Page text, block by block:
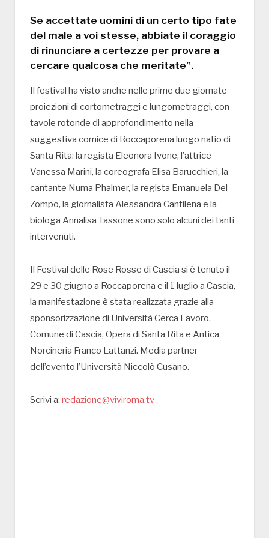
Se accettate uomini di un certo tipo fate
del male a voi stesse, abbiate il coraggio
di rinunciare a certezze per provare a
cercare qualcosa che meritate”.
Il festival ha visto anche nelle prime due giornate
proiezioni di cortometraggi e lungometraggi, con
tavole rotonde di approfondimento nella
suggestiva cornice di Roccaporena luogo natio di
Santa Rita: la regista Eleonora Ivone, l’attrice
Vanessa Marini, la coreografa Elisa Barucchieri, la
cantante Numa Phalmer, la regista Emanuela Del
Zompo, la giornalista Alessandra Cantilena e la
biologa Annalisa Tassone sono solo alcuni dei tanti
intervenuti.
Il Festival delle Rose Rosse di Cascia si è tenuto il
29 e 30 giugno a Roccaporena e il 1 luglio a Cascia,
la manifestazione è stata realizzata grazie alla
sponsorizzazione di Università Cerca Lavoro,
Comune di Cascia, Opera di Santa Rita e Antica
Norcineria Franco Lattanzi. Media partner
dell’evento l’Università Niccolò Cusano.
Scrivi a: redazione@viviroma.tv